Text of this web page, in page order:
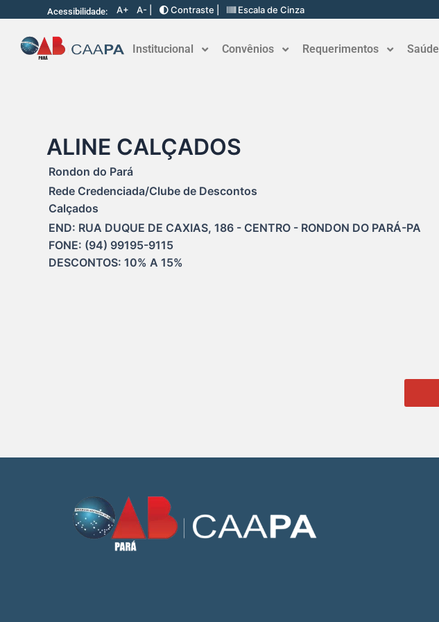
Acessibilidade: A+ A- | Contraste | Escala de Cinza
Institucional Convênios Requerimentos Saúde
ALINE CALÇADOS
Rondon do Pará
Rede Credenciada/Clube de Descontos
Calçados
END: RUA DUQUE DE CAXIAS, 186 - CENTRO - RONDON DO PARÁ-PA
FONE: (94) 99195-9115
DESCONTOS: 10% A 15%